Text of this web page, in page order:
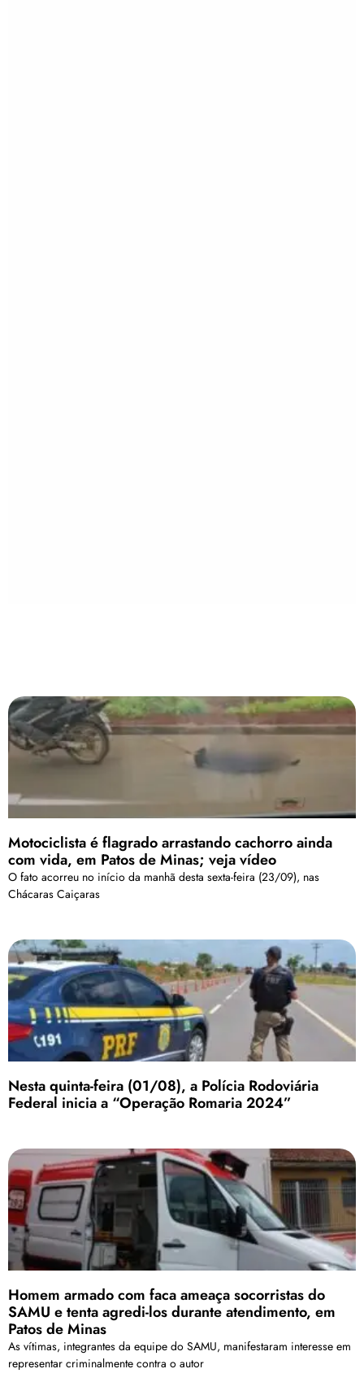
Motociclista é flagrado arrastando cachorro ainda
com vida, em Patos de Minas; veja vídeo
O fato acorreu no início da manhã desta sexta-feira (23/09), nas
Chácaras Caiçaras
Nesta quinta-feira (01/08), a Polícia Rodoviária
Federal inicia a “Operação Romaria 2024”
Homem armado com faca ameaça socorristas do
SAMU e tenta agredi-los durante atendimento, em
Patos de Minas
As vítimas, integrantes da equipe do SAMU, manifestaram interesse em
representar criminalmente contra o autor